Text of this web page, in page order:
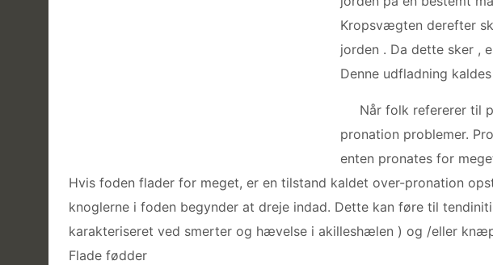
Kropsvægten derefter
jorden . Da dette sker ,
Denne udfladning
Når folk refererer til
pronation problemer.
enten pronates for
Hvis foden flader for meget, er en tilstand kaldet over-pronation
knoglerne i foden begynder at dreje indad. Dette kan føre til
karakteriseret ved smerter og hævelse i akilleshælen ) og /eller
Flade fødder